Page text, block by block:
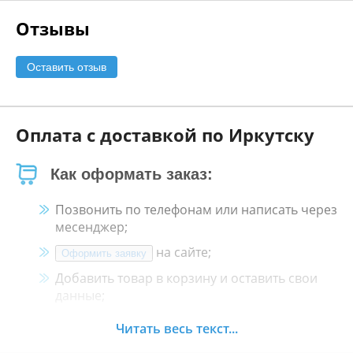
Отзывы
Оставить отзыв
Оплата с доставкой по Иркутску
Как оформать заказ:
Позвонить по телефонам или написать через
месенджер;
Оформить заявку
на сайте;
Добавить товар в корзину и оставить свои
данные;
Менеджер свяжется с Вами в течение 30
Читать весь текст...